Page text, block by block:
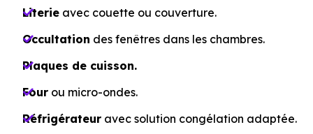
Literie avec couette ou couverture.
Occultation des fenêtres dans les chambres.
Plaque⁠⁠s de cuisson.
Four ou micro-ondes.
Réfrigérateur avec solution congélation adaptée.